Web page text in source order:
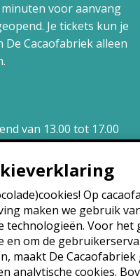
Op
maken we gebruik
technologieën. Voor het
en om de
maakt De
analytische cookies.
voor aanvang
Je tickets kun je
De Cacaofabriek alleen
van 13.00 tot 17.00
– 22:30
22:30
– 22:30
– 00:00